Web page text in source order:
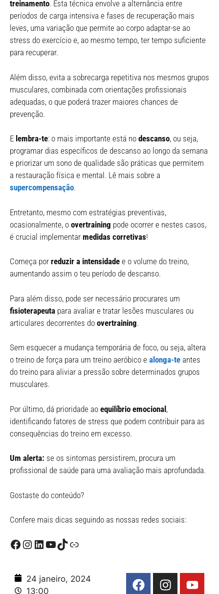
treinamento. Esta técnica envolve a alternância entre
períodos de carga intensiva e fases de recuperação mais
leves, uma variação que permite ao corpo adaptar-se ao
stress do exercício e, ao mesmo tempo, ter tempo suficiente
para recuperar.
Além disso, evita a sobrecarga repetitiva nos mesmos grupos
musculares, combinada com orientações profissionais
adequadas, o que poderá trazer maiores chances de
prevenção.
E lembra-te: o mais importante está no descanso, ou seja,
programar dias específicos de descanso ao longo da semana
e priorizar um sono de qualidade são práticas que permitem
a restauração física e mental. Lê mais sobre a
supercompensação.
Entretanto, mesmo com estratégias preventivas,
ocasionalmente, o overtraining pode ocorrer e nestes casos,
é crucial implementar medidas corretivas!
Começa por reduzir a intensidade e o volume do treino,
aumentando assim o teu período de descanso.
Para além disso, pode ser necessário procurares um
fisioterapeuta para avaliar e tratar lesões musculares ou
articulares decorrentes do overtraining.
Sem esquecer a mudança temporária de foco, ou seja, altera
o treino de força para um treino aeróbico e alonga-te antes
do treino para aliviar a pressão sobre determinados grupos
musculares.
Por último, dá prioridade ao equilíbrio emocional,
identificando fatores de stress que podem contribuir para as
consequências do treino em excesso.
Um alerta: se os sintomas persistirem, procura um
profissional de saúde para uma avaliação mais aprofundada.
Gostaste do conteúdo?
Confere mais dicas seguindo as nossas redes sociais:
24 janeiro, 2024
13:00